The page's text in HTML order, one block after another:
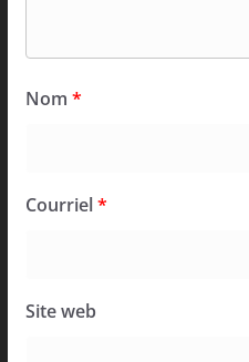
Nom *
Courriel*
Site web